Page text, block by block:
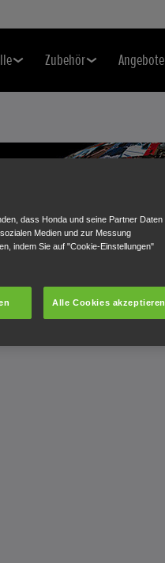
Zubehör Angebote
dass Honda und seine Partner Daten
Medien und zur Messung
indem Sie auf "Cookie-Einstellungen"
Alle Cookies akzeptieren